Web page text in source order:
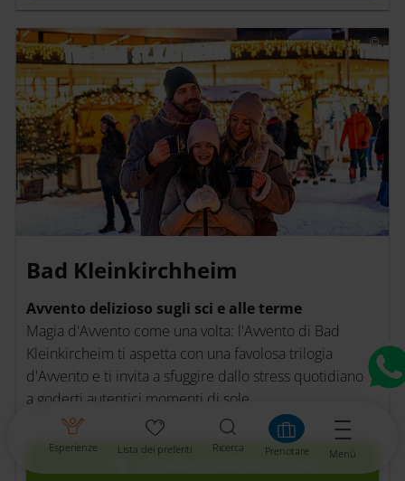
Esperienze Lista dei preferiti Ricerca Prenotare Menü
Bad Kleinkirchheim
Avvento delizioso sugli sci e alle terme
Magia d'Avvento come una volta: l'Avvento di Bad
Kleinkircheim ti aspetta con una favolosa trilogia
d'Avvento e ti invita a sfuggire dallo stress quotidiano e
a goderti autentici momenti di sole.